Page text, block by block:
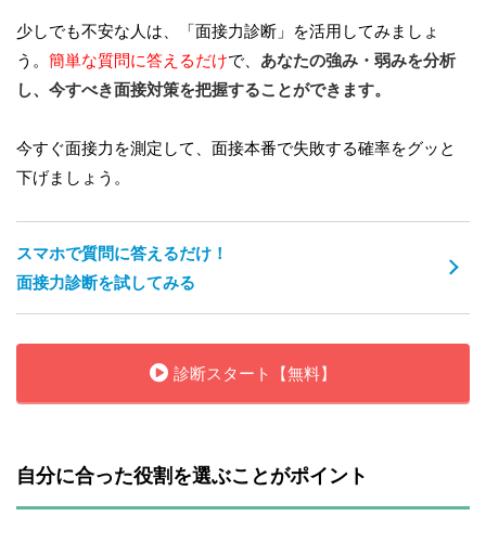
少しでも不安な人は、「面接力診断」を活用してみましょ
う。 簡単な質問に答えるだけで、 あなたの強み・弱みを分析
し、今すべき面接対策を把握することができます。
今すぐ面接力を測定して、面接本番で失敗する確率をグッと
下げましょう。
スマホで質問に答えるだけ！
面接力診断を試してみる
診断スタート【無料】
自分に合った役割を選ぶことがポイント